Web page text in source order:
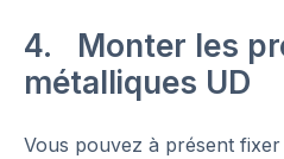
4. Monter les
métalliques UD
Vous pouvez à présent